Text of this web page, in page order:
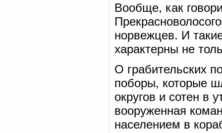
Вообще, как
норвежцев. И
характерны не
О грабительских
поборы, которые
округов и сотен в
вооруженная
населением в